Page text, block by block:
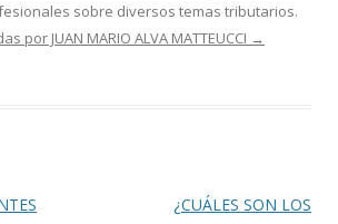
sobre diversos temas tributarios.
por JUAN MARIO ALVA MATTEUCCI →
¿CUÁLES SON LOS